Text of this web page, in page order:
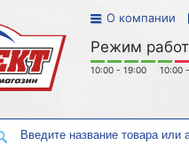
О компании
Режим
10:00 - 19:00 10:00